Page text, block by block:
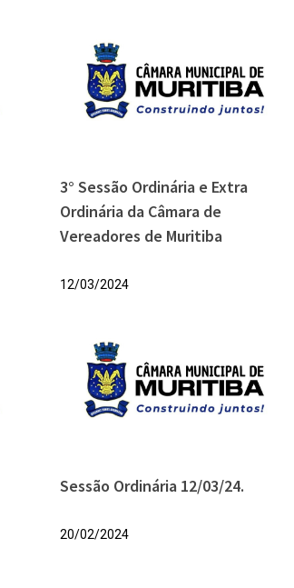
3° Sessão Ordinária e Extra
Ordinária da Câmara de
Vereadores de Muritiba
12/03/2024
Sessão Ordinária 12/03/24.
20/02/2024